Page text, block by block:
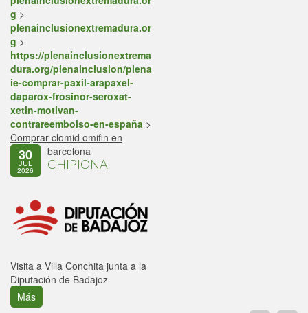
g >
plenainclusionextremadura.or
g >
https://plenainclusionextrema
dura.org/plenainclusion/plena
ie-comprar-paxil-arapaxel-
daparox-frosinor-seroxat-
xetin-motivan-
contrareembolso-en-españa >
Comprar clomid omifin en
barcelona
30
JUL
2026 CHIPIONA
Visita a Villa Conchita junta a la
Diputación de Badajoz
Más